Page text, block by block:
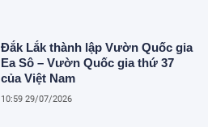
Đắk Lắk thành lập Vườn Quốc gia
Ea Sô – Vườn Quốc gia thứ 37
của Việt Nam
10:59 29/07/2026